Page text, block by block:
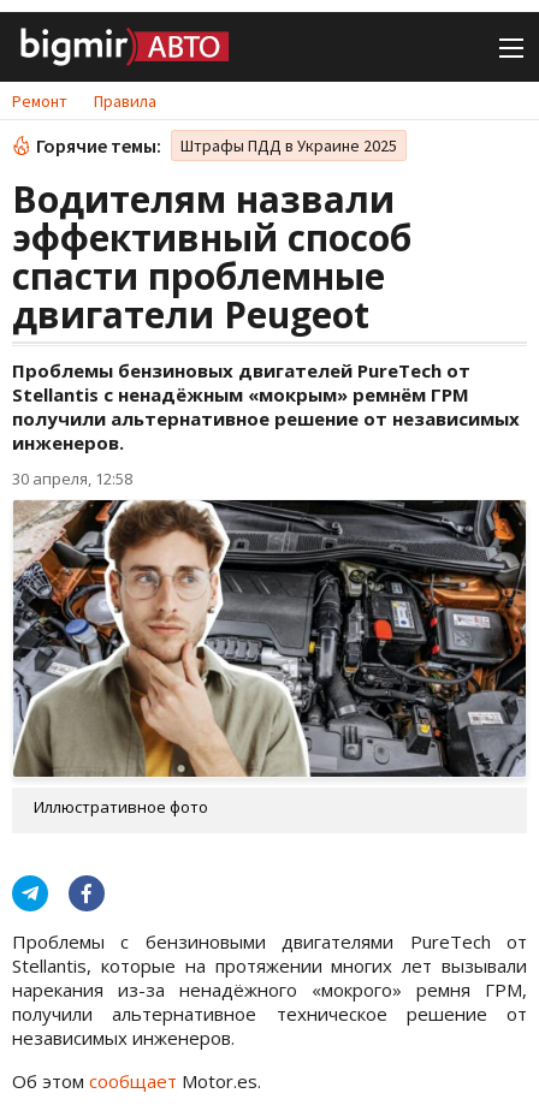
Ремонт Правила
Горячие темы: Штрафы ПДД в Украине 2025
Водителям назвали
эффективный способ
спасти проблемные
двигатели Peugeot
Проблемы бензиновых двигателей PureTech от
Stellantis с ненадёжным «мокрым» ремнём ГРМ
получили альтернативное решение от независимых
инженеров.
30 апреля, 12:58
Иллюстративное фото
Проблемы с бензиновыми двигателями PureTech от
Stellantis, которые на протяжении многих лет вызывали
нарекания из-за ненадёжного «мокрого» ремня ГРМ,
получили альтернативное техническое решение от
независимых инженеров.
Об этом сообщает Motor.es.